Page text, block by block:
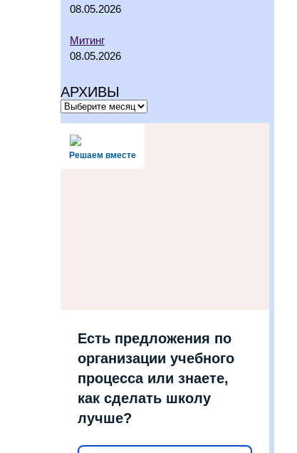
08.05.2026
Митинг
08.05.2026
АРХИВЫ
Решаем вместе
Есть предложения по
организации учебного
процесса или знаете,
как сделать школу
лучше?